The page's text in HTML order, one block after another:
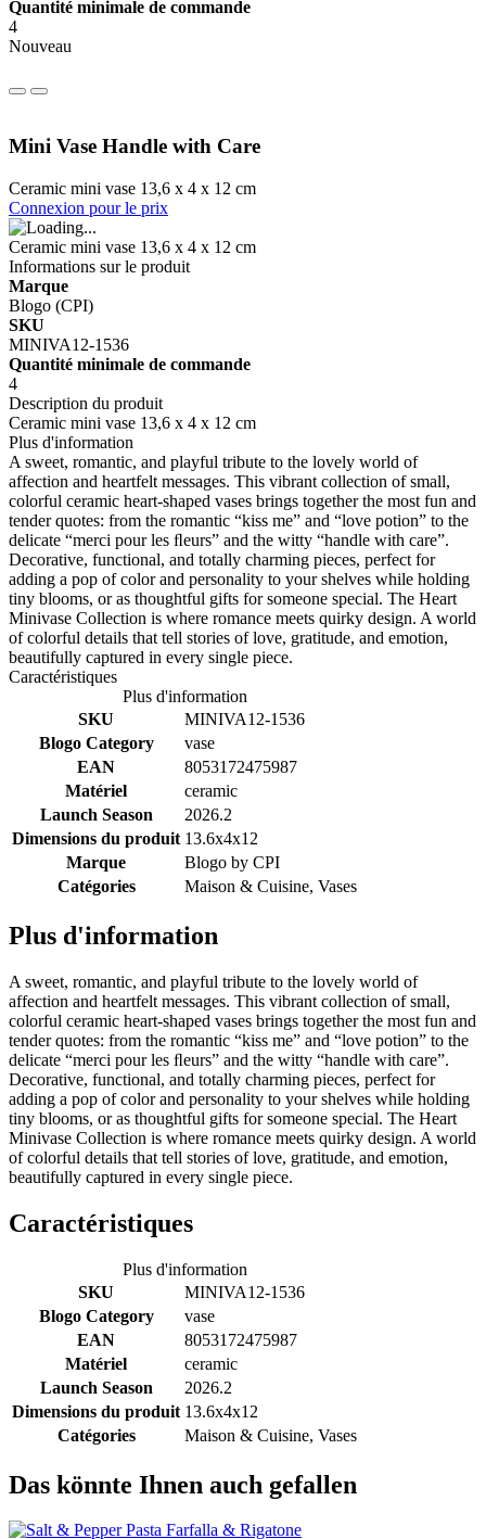
Quantité minimale de commande
4
Nouveau
Mini Vase Handle with Care
Ceramic mini vase 13,6 x 4 x 12 cm
Connexion pour le prix
Ceramic mini vase 13,6 x 4 x 12 cm
Informations sur le produit
Marque
Blogo (CPI)
SKU
MINIVA12-1536
Quantité minimale de commande
4
Description du produit
Ceramic mini vase 13,6 x 4 x 12 cm
Plus d'information
A sweet, romantic, and playful tribute to the lovely world of
affection and heartfelt messages. This vibrant collection of small,
colorful ceramic heart-shaped vases brings together the most fun and
tender quotes: from the romantic “kiss me” and “love potion” to the
delicate “merci pour les ﬂeurs” and the witty “handle with care”.
Decorative, functional, and totally charming pieces, perfect for
adding a pop of color and personality to your shelves while holding
tiny blooms, or as thoughtful gifts for someone special. The Heart
Minivase Collection is where romance meets quirky design. A world
of colorful details that tell stories of love, gratitude, and emotion,
beautifully captured in every single piece.
Caractéristiques
Plus d'information
SKU
MINIVA12-1536
Blogo Category
vase
EAN
8053172475987
Matériel
ceramic
Launch Season
2026.2
Dimensions du produit 13.6x4x12
Marque
Blogo by CPI
Catégories
Maison & Cuisine, Vases
Plus d'information
A sweet, romantic, and playful tribute to the lovely world of
affection and heartfelt messages. This vibrant collection of small,
colorful ceramic heart-shaped vases brings together the most fun and
tender quotes: from the romantic “kiss me” and “love potion” to the
delicate “merci pour les ﬂeurs” and the witty “handle with care”.
Decorative, functional, and totally charming pieces, perfect for
adding a pop of color and personality to your shelves while holding
tiny blooms, or as thoughtful gifts for someone special. The Heart
Minivase Collection is where romance meets quirky design. A world
of colorful details that tell stories of love, gratitude, and emotion,
beautifully captured in every single piece.
Caractéristiques
Plus d'information
SKU
MINIVA12-1536
Blogo Category
vase
EAN
8053172475987
Matériel
ceramic
Launch Season
2026.2
Dimensions du produit 13.6x4x12
Catégories
Maison & Cuisine, Vases
Das könnte Ihnen auch gefallen